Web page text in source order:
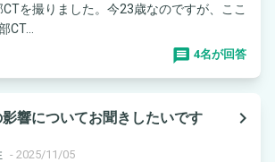
を撮りました。今23歳なのですが、ここ
4名が回答
響についてお聞きしたいです
navigate_next
- 2025/11/05